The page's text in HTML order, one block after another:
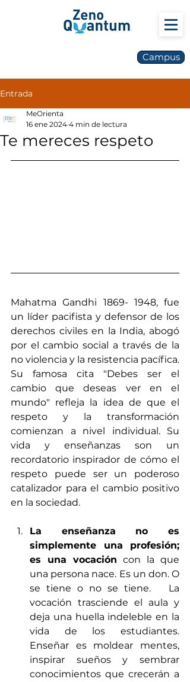
Campus
Entrada
Te mereces respeto
MeOrienta
16 ene 2024 4 min de lectura
Mahatma Gandhi 1869- 1948, fue
un líder pacifista y defensor de los
derechos civiles en la India, abogó
por el cambio social a través de la
no violencia y la resistencia pacífica.
Su famosa cita "Debes ser el
cambio que deseas ver en el
mundo" refleja la idea de que el
respeto y la transformación
comienzan a nivel individual. Su
vida y enseñanzas son un
recordatorio inspirador de cómo el
respeto puede ser un poderoso
catalizador para el cambio positivo
en la sociedad.
La enseñanza no es
simplemente una profesión;
es una vocación con la que
una persona nace. Es un don. O
se tiene o no se tiene.   La
vocación trasciende el aula y
deja una huella indeleble en la
vida de los estudiantes.
Enseñar es moldear mentes,
inspirar sueños y sembrar
conocimientos que crecerán a